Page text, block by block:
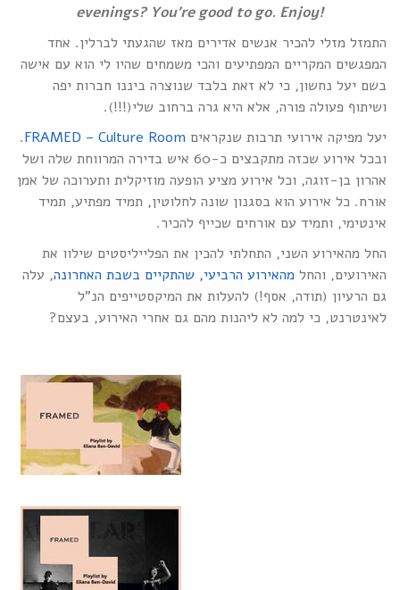
evenings? You’re good to go. Enjoy!
התמזל מזלי להכיר אנשים אדירים מאז שהגעתי לברלין. אחד
המפגשים המקריים המפתיעים והכי משמחים שהיו לי הוא עם אישה
בשם יעל נחשון, כי לא זאת בלבד שנוצרה ביננו חברות יפה
ושיתוף פעולה פורה, אלא היא גרה ברחוב שלי(!!!).
יעל מפיקה אירועי תרבות שנקראים FRAMED – Culture Room
.
ובכל אירוע שכזה מתקבצים כ-60 איש בדירה המרווחת שלה ושל
אהרון בן-זוגה, וכל אירוע מציע הופעה מוזיקלית ותערוכה של אמן
אורח. כל אירוע הוא בסגנון שונה לחלוטין, תמיד מפתיע, תמיד
אינטימי, ותמיד עם אורחים שכייף להכיר.
החל מהאירוע השני, התחלתי להכין את הפלייליסטים שילוו את
האירועים, והחל מהאירוע הרביעי, שהתקיים בשבת האחרונה, עלה
גם הרעיון (תודה, אסף!) להעלות את המיקסטייפים הנ”ל
לאינטרנט, כי למה לא ליהנות מהם גם אחרי האירוע, בעצם?